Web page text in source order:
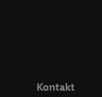
Kontakt